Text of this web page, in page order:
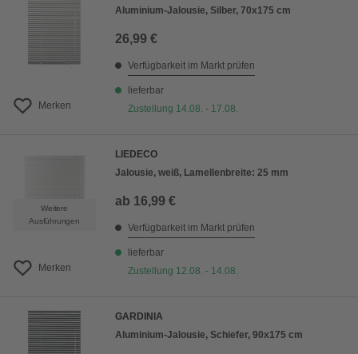
Merken
Aluminium-Jalousie, Silber, 70x175 cm
26,99 €
Verfügbarkeit im Markt prüfen
lieferbar
Zustellung 14.08. - 17.08.
Weitere
Ausführungen
Merken
LIEDECO
Jalousie, weiß, Lamellenbreite: 25 mm
ab 16,99 €
Verfügbarkeit im Markt prüfen
lieferbar
Zustellung 12.08. - 14.08.
GARDINIA
Aluminium-Jalousie, Schiefer, 90x175 cm